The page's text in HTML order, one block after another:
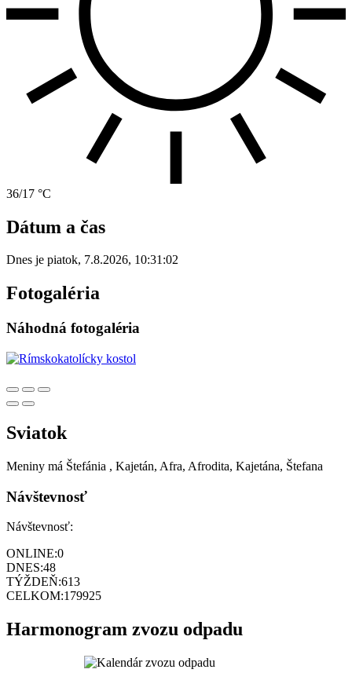
36/17 °C
Dátum a čas
Dnes je piatok, 7.8.2026, 10:31:02
Fotogaléria
Náhodná fotogaléria
Sviatok
Meniny má Štefánia , Kajetán, Afra, Afrodita, Kajetána, Štefana
Návštevnosť
Návštevnosť:
ONLINE:0
DNES:48
TÝŽDEŇ:613
CELKOM:179925
Harmonogram zvozu odpadu